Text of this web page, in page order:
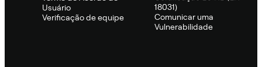
Usuário
Verificação de equipe
18031)
Comunicar uma
Vulnerabilidade